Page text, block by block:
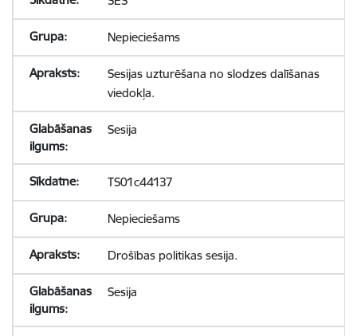
Nepieciešams
Sesijas uzturēšana no slodzes dalīšanas
viedokļa.
Sesija
TS01c44137
Nepieciešams
Drošības politikas sesija.
Sesija